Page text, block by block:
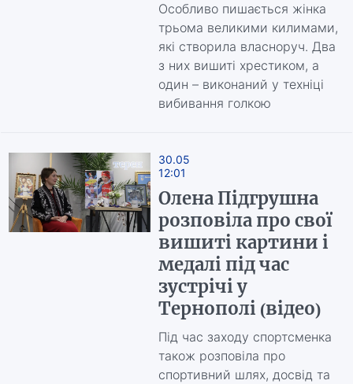
Особливо пишається жінка
трьома великими килимами,
які створила власноруч. Два
з них вишиті хрестиком, а
один – виконаний у техніці
вибивання голкою
30.05
12:01
Олена Підгрушна
розповіла про свої
вишиті картини і
медалі під час
зустрічі у
Тернополі (відео)
Під час заходу спортсменка
також розповіла про
спортивний шлях, досвід та